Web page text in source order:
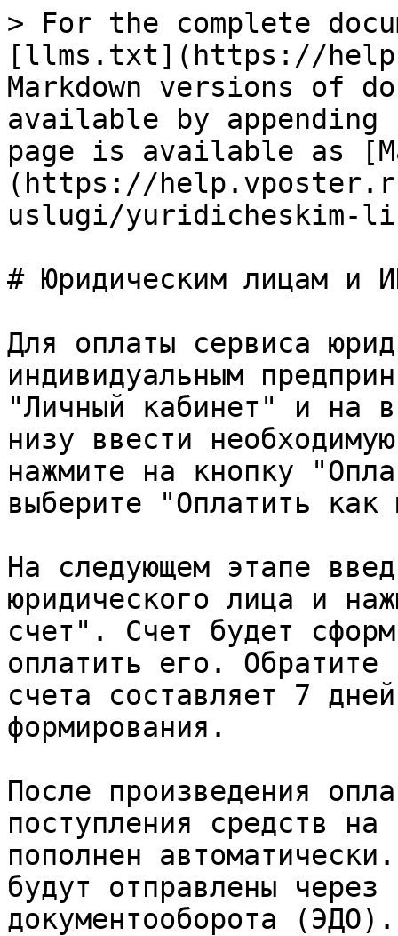
> For the complete
[llms.txt](https://
Markdown versions of
available by
page is available as
(https://
uslugi/yuridicheskim-
# Юридическим лицам и
Для оплаты сервиса
индивидуальным
"Личный кабинет" и на
низу ввести
нажмите на кнопку
выберите "Оплатить
На следующем этапе
юридического лица и
счет". Счет будет
оплатить его.
счета составляет 7
формирования.
После произведения
поступления средств
пополнен
будут отправлены через
документооборота (ЭДО).